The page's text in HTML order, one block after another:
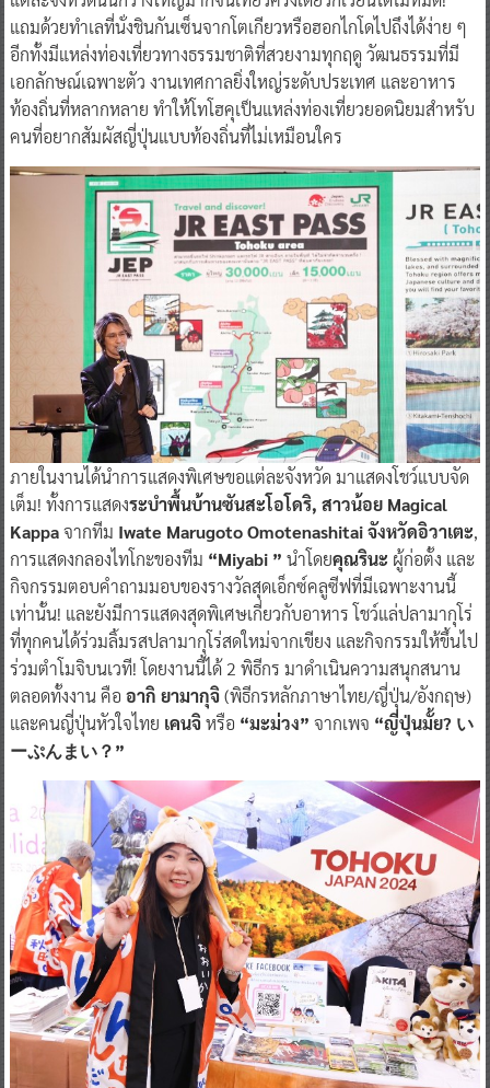
แถมด้วยทำเลที่นั่งชินกันเซ็นจากโตเกียวหรือฮอกไกโดไปถึงได้ง่าย ๆ
อีกทั้งมีแหล่งท่องเที่ยวทางธรรมชาติที่สวยงามทุกฤดู วัฒนธรรมที่มี
เอกลักษณ์เฉพาะตัว งานเทศกาลยิ่งใหญ่ระดับประเทศ และอาหาร
ท้องถิ่นที่หลากหลาย ทำให้โทโฮคุเป็นแหล่งท่องเที่ยวยอดนิยมสำหรับ
คนที่อยากสัมผัสญี่ปุ่นแบบท้องถิ่นที่ไม่เหมือนใคร
ภายในงานได้นำการแสดงพิเศษขอแต่ละจังหวัด มาแสดงโชว์แบบจัด
เต็ม! ทั้งการแสดงระบำพื้นบ้านซันสะโอโดริ, สาวน้อย Magical
Kappaจากทีม Iwate Marugoto Omotenashitai จังหวัดอิวาเตะ,
การแสดงกลองไทโกะของทีม “Miyabi ” นำโดยคุณรินะ ผู้ก่อตั้ง และ
กิจกรรมตอบคำถามมอบของรางวัลสุดเอ็กซ์คลูซีฟที่มีเฉพาะงานนี้
เท่านั้น! และยังมีการแสดงสุดพิเศษเกี่ยวกับอาหาร โชว์แล่ปลามากุโร่
ที่ทุกคนได้ร่วมลิ้มรสปลามากุโร่สดใหม่จากเขียง และกิจกรรมให้ขึ้นไป
ร่วมตำโมจิบนเวที! โดยงานนี้ได้ 2 พิธีกร มาดำเนินความสนุกสนาน
ตลอดทั้งงาน คือ อากิ ยามากุจิ(พิธีกรหลักภาษาไทย/ญี่ปุ่น/อังกฤษ)
และคนญี่ปุ่นหัวใจไทย เคนจิหรือ “มะม่วง” จากเพจ “ญี่ปุ่นมั้ย? い
ーぷんまい？”